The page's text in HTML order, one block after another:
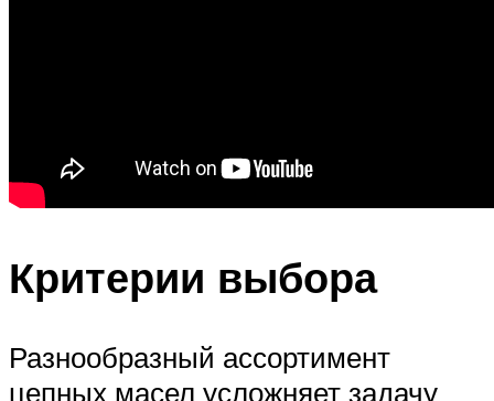
Критерии выбора
Разнообразный ассортимент
цепных масел усложняет задачу